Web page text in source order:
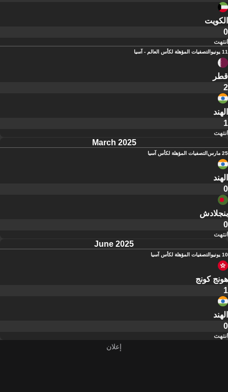
الكويت
0
انتهت
11 يونيو التصفيات المؤهلة لكأس العالم - آسيا
قطر
2
الهند
1
انتهت
March 2025
25 مارس التصفيات المؤهلة لكأس آسيا
الهند
0
بنجلادش
0
انتهت
June 2025
10 يونيو التصفيات المؤهلة لكأس آسيا
هونج كونج
1
الهند
0
انتهت